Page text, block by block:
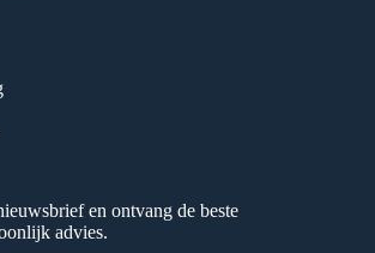
en ontvang de beste
advies.